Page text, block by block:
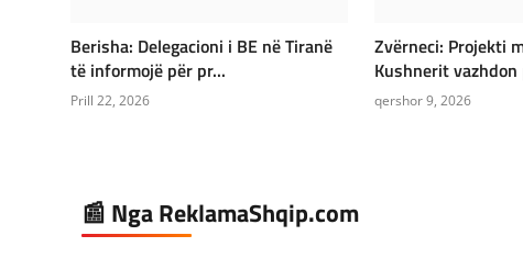
Berisha: Delegacioni i BE në Tiranë
të informojë për pr...
Prill 22, 2026
Zvërneci: Projekti
Kushnerit vazhdon
qershor 9, 2026
📰 Nga ReklamaShqip.com